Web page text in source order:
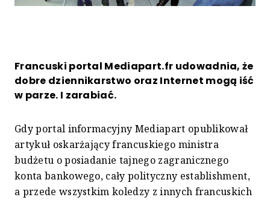
Francuski portal Mediapart.fr udowadnia, że
dobre dziennikarstwo oraz Internet mogą iść
w parze. I zarabiać.
Gdy portal informacyjny Mediapart opublikował
artykuł oskarżający francuskiego ministra
budżetu o posiadanie tajnego zagranicznego
konta bankowego, cały polityczny establishment,
a przede wszystkim koledzy z innych francuskich